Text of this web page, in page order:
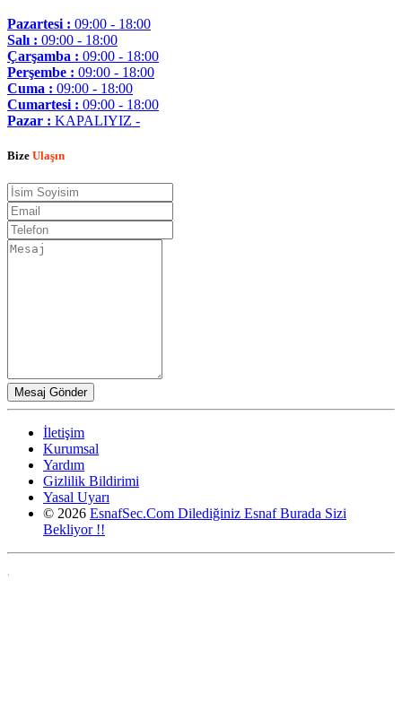
Pazartesi : 09:00 - 18:00
Salı : 09:00 - 18:00
Çarşamba : 09:00 - 18:00
Perşembe : 09:00 - 18:00
Cuma : 09:00 - 18:00
Cumartesi : 09:00 - 18:00
Pazar : KAPALIYIZ -
Bize Ulaşın
İletişim
Kurumsal
Yardım
Gizlilik Bildirimi
Yasal Uyarı
© 2026 EsnafSec.Com Dilediğiniz Esnaf Burada Sizi
Bekliyor !!
,